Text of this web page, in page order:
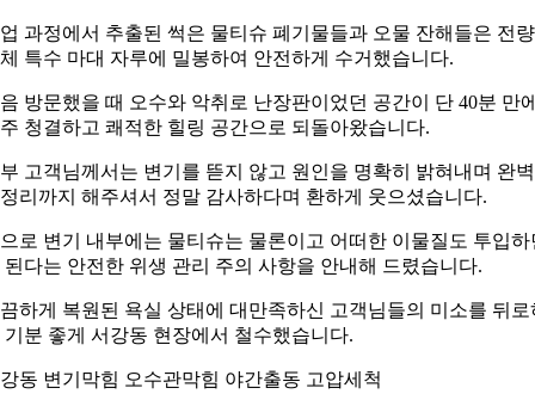
과정에서 추출된 썩은 물티슈 폐기물들과 오물 잔해들은 전량
특수 마대 자루에 밀봉하여 안전하게 수거했습니다.
방문했을 때 오수와 악취로 난장판이었던 공간이 단 40분 만
청결하고 쾌적한 힐링 공간으로 되돌아왔습니다.
고객님께서는 변기를 뜯지 않고 원인을 명확히 밝혀내며 완
리까지 해주셔서 정말 감사하다며 환하게 웃으셨습니다.
로 변기 내부에는 물티슈는 물론이고 어떠한 이물질도 투입하
된다는 안전한 위생 관리 주의 사항을 안내해 드렸습니다.
하게 복원된 욕실 상태에 대만족하신 고객님들의 미소를 뒤로
기분 좋게 서강동 현장에서 철수했습니다.
동 변기막힘 오수관막힘 야간출동 고압세척